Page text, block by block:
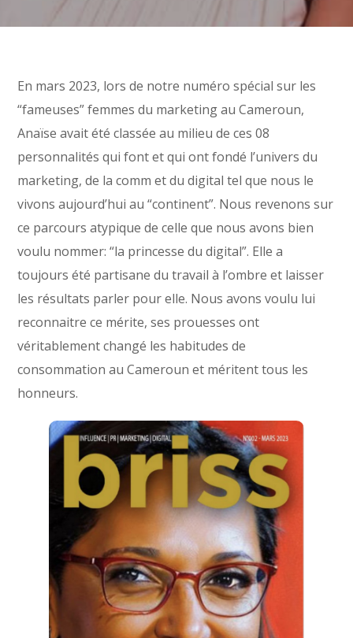
En mars 2023, lors de notre numéro spécial sur les
“fameuses” femmes du marketing au Cameroun,
Anaïse avait été classée au milieu de ces 08
personnalités qui font et qui ont fondé l’univers du
marketing, de la comm et du digital tel que nous le
vivons aujourd’hui au “continent”. Nous revenons sur
ce parcours atypique de celle que nous avons bien
voulu nommer: “la princesse du digital”. Elle a
toujours été partisane du travail à l’ombre et laisser
les résultats parler pour elle. Nous avons voulu lui
reconnaitre ce mérite, ses prouesses ont
véritablement changé les habitudes de
consommation au Cameroun et méritent tous les
honneurs.